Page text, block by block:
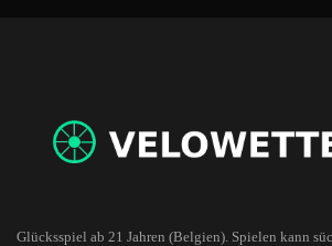
Glücksspiel ab 21 Jahren (Belgien). Spielen kann